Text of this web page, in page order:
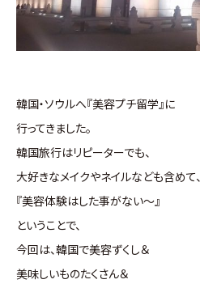
韓国・ソウルへ『美容プチ留学』に
行ってきました。
韓国旅行はリピーターでも、
大好きなメイクやネイルなども含めて、
『美容体験はした事がない～』
ということで、
今回は、韓国で美容ずくし＆
美味しいものたくさん＆